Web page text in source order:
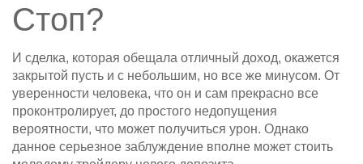
Стоп?
И сделка, которая обещала отличный доход, окажется
закрытой пусть и с небольшим, но все же минусом. От
уверенности человека, что он и сам прекрасно все
проконтролирует, до простого недопущения
вероятности, что может получиться урон. Однако
данное серьезное заблуждение вполне может стоить